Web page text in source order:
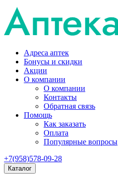
Адреса аптек
Бонусы и скидки
Акции
О компании
О компании
Контакты
Обратная связь
Помощь
Как заказать
Оплата
Популярные вопросы
+7(958)578-09-28
Каталог